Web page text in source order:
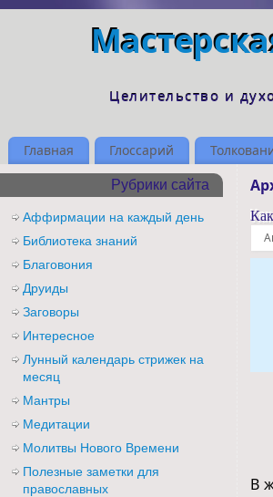
Целительство и
Главная Глоссарий
В
Рубрики сайта
Аффирмации на каждый день
Библиотека знаний
Благовония
Друиды
Заговоры
Интересное
Лунный календарь стрижек на
месяц
Мантры
Медитации
Молитвы Нового Времени
Полезные заметки для
православных